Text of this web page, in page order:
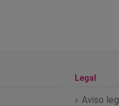
Legal
Aviso